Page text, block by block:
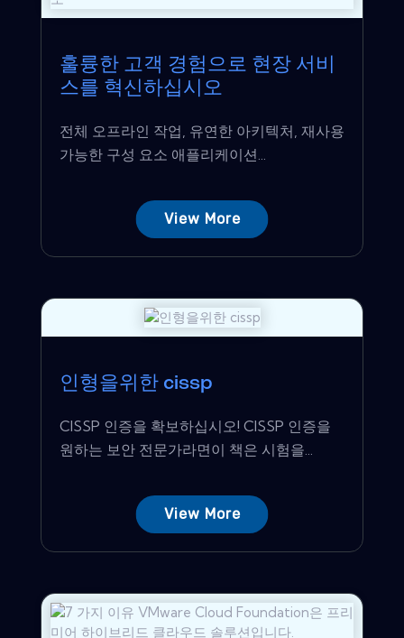
훌륭한 고객 경험으로 현장 서비
스를 혁신하십시오
전체 오프라인 작업, 유연한 아키텍처, 재사용
가능한 구성 요소 애플리케이션...
View More
인형을위한 cissp
CISSP 인증을 확보하십시오! CISSP 인증을
원하는 보안 전문가라면이 책은 시험을...
View More